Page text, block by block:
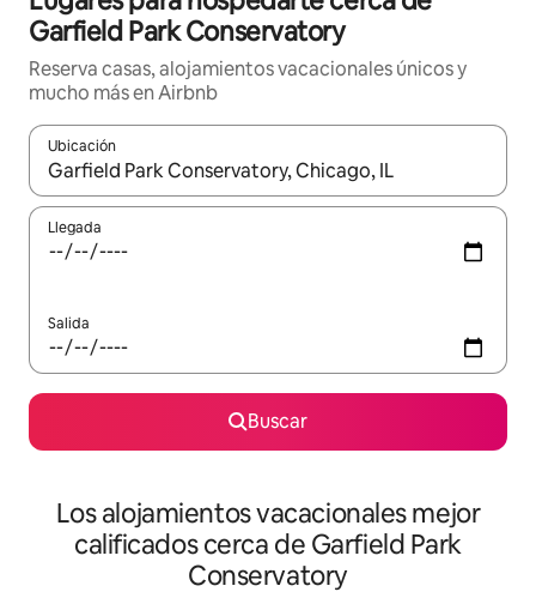
Garfield Park Conservatory
Reserva casas, alojamientos vacacionales únicos y
mucho más en Airbnb
Ubicación
Cuando los resultados estén disponibles, podrás navegar
Llegada
Salida
Buscar
Los alojamientos vacacionales mejor
calificados cerca de Garfield Park
Conservatory